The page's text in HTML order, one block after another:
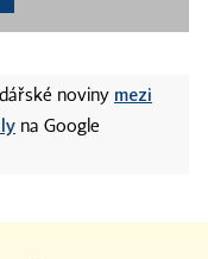
noviny mezi
na Google